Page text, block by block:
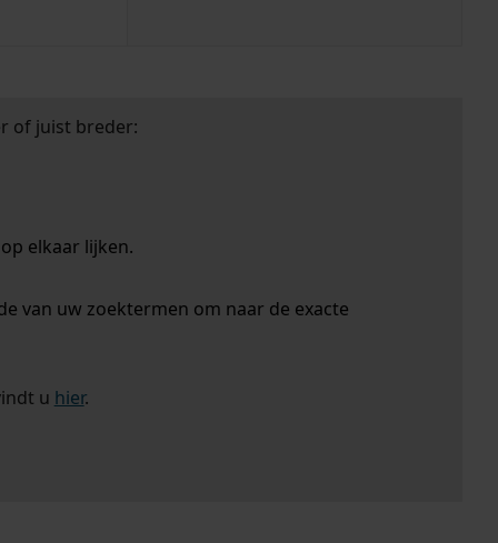
of juist breder:
elkaar lijken.
van uw zoektermen om naar de exacte
u hier.